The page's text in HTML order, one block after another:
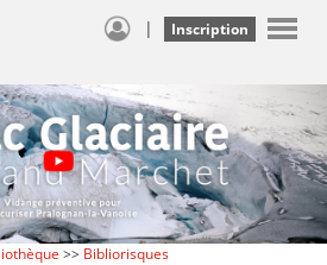
| Inscription
>> Bibliorisques